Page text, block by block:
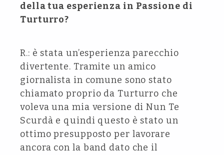
della tua esperienza in Passione di
Turturro?
R.: è stata un’esperienza parecchio
divertente. Tramite un amico
giornalista in comune sono stato
chiamato proprio da Turturro che
voleva una mia versione di Nun Te
Scurdà e quindi questo è stato un
ottimo presupposto per lavorare
ancora con la band dato che il